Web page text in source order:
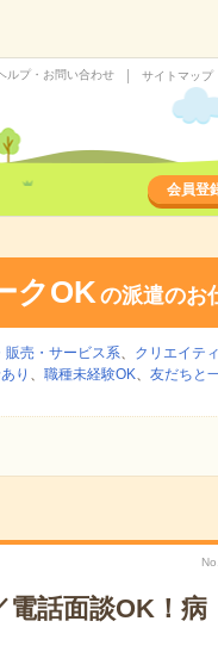
ルプ・お問い合わせ サイトマップ
会員登
クOKの派遣のお
販売・サービス系、 クリエイテ
り 、 職種未経験OK、 友だちと
話面談OK！病